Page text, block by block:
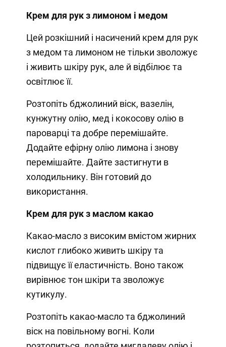
Крем для рук з лимоном і медом
Цей розкішний і насичений крем для рук
з медом та лимоном не тільки зволожує
і живить шкіру рук, але й відбілює та
освітлює її.
Розтопіть бджолиний віск, вазелін,
кунжутну олію, мед і кокосову олію в
пароварці та добре перемішайте.
Додайте ефірну олію лимона і знову
перемішайте. Дайте застигнути в
холодильнику. Він готовий до
використання.
Крем для рук з маслом какао
Какао-масло з високим вмістом жирних
кислот глибоко живить шкіру та
підвищує її еластичність. Воно також
вирівнює тон шкіри та зволожує
кутикулу.
Розтопіть какао-масло та бджолиний
віск на повільному вогні. Коли